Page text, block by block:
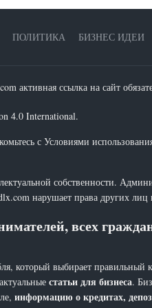
ПОЛИТИКА БИЗНЕС ИДЕИ
активная ссылка на сайт
4.0 International.
с Условиями
собственности.
нарушает права других лиц
всех
который выбирает правильный
статьи для бизнеса.
информацию о кредитах,